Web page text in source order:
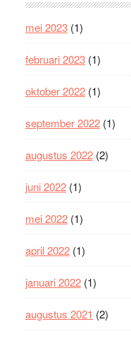
mei 2023(1)
februari 2023(1)
oktober 2022(1)
september 2022(1)
augustus 2022(2)
juni 2022(1)
mei 2022(1)
april 2022(1)
januari 2022(1)
augustus 2021 (2)